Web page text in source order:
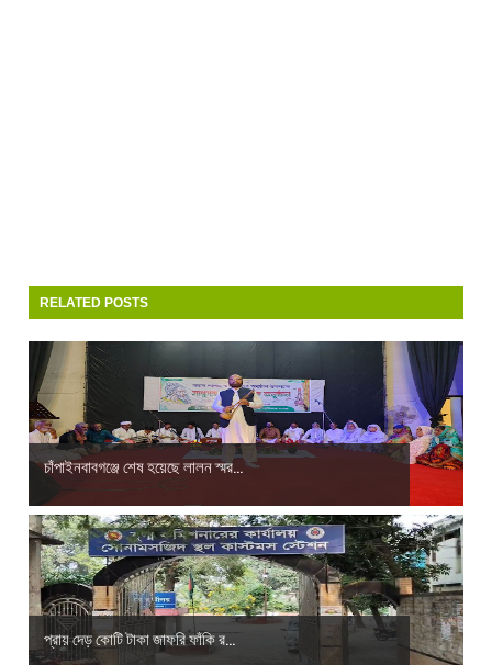
RELATED POSTS
চাঁপাইনবাবগঞ্জে শেষ হয়েছে লালন স্মর...
প্রায় দেড় কোটি টাকা জাফরি ফাঁকি র...